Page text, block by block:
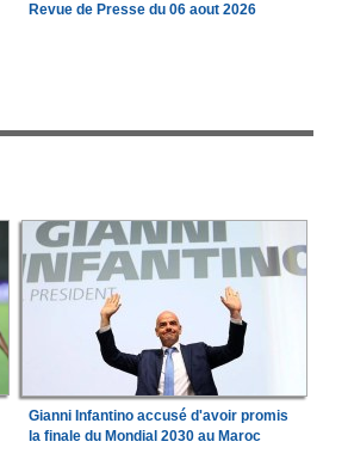
Revue de Presse du 06 aout 2026
Gianni Infantino accusé d'avoir promis
la finale du Mondial 2030 au Maroc